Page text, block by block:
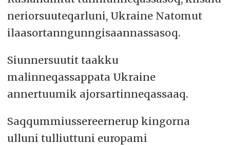
neriorsuuteqarluni, Ukraine Natomut
ilaasortanngunngisaannassasoq.
Siunnersuutit taakku
malinneqassappata Ukraine
annertuumik ajorsartinneqassaaq.
Saqqummiussereernerup kingorna
ulluni tulliuttuni europami